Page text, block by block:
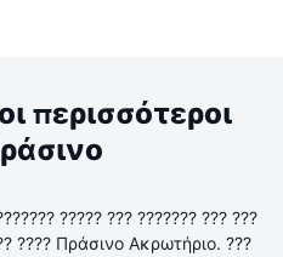
περισσότεροι
????? ??? ??????? ??? ???
???? Πράσινο Ακρωτήριο. ???